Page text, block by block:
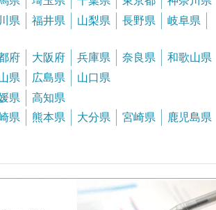
県 福井県 山梨県 長野県
岐阜県
府 大阪府 兵庫県 奈良県
和歌山県
県 広島県
山口県
県
高知県
県 熊本県 大分県 宮崎県
鹿児島県